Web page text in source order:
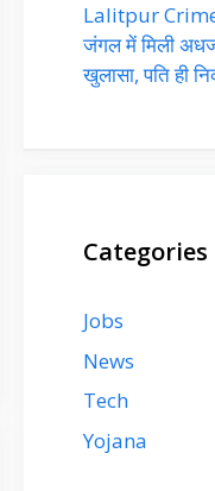
Lalitpur
जंगल में मिली
खुलासा, पति ही
Categories
Jobs
News
Tech
Yojana